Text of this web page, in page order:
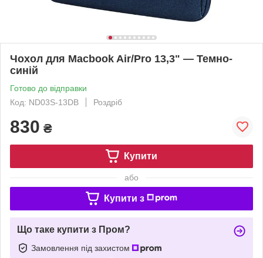
Чохол для Macbook Air/Pro 13,3" — Темно-
синій
Готово до відправки
Код: ND03S-13DB
Роздріб
830 ₴
Купити
або
Купити з
Що таке купити з Пром?
Замовлення під захистом